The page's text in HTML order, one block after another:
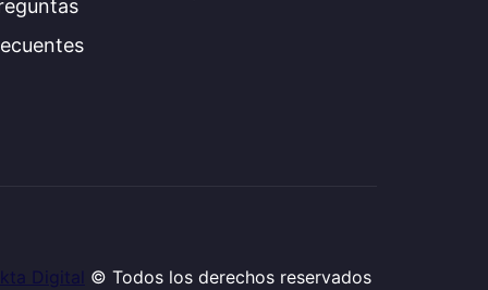
© Todos los derechos reservados